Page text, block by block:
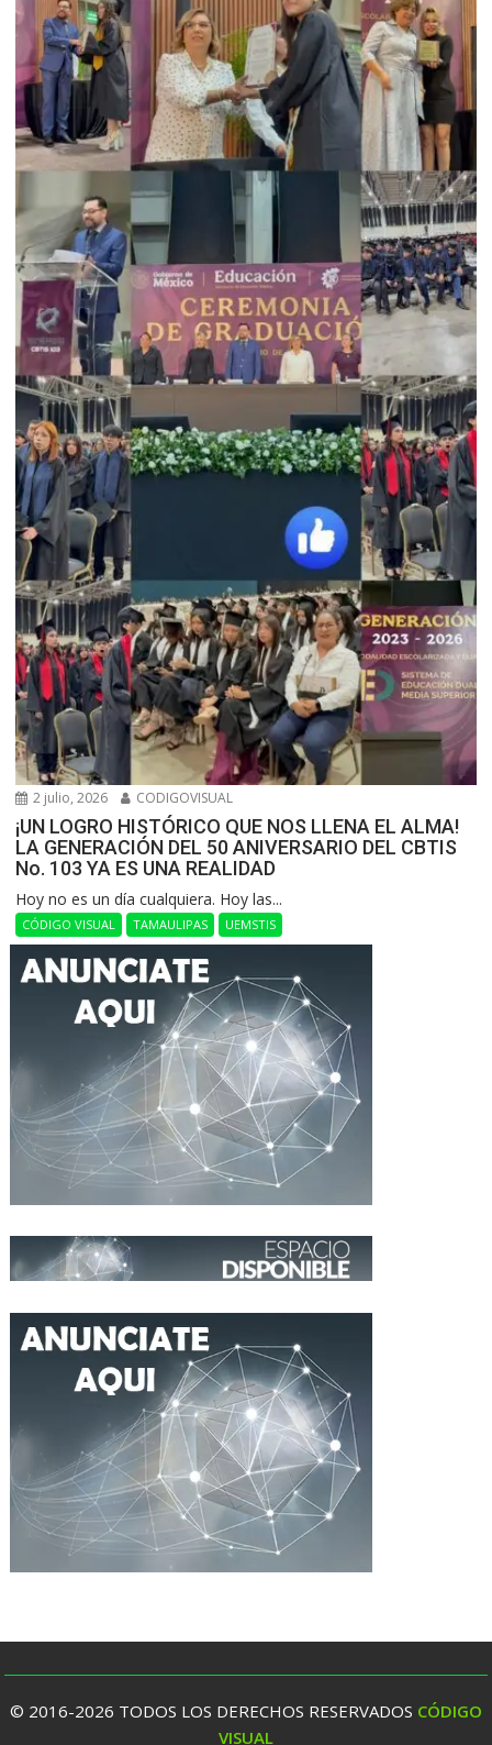
2 julio, 2026 CODIGOVISUAL
¡UN LOGRO HISTÓRICO QUE NOS LLENA EL ALMA!
LA GENERACIÓN DEL 50 ANIVERSARIO DEL CBTIS
No. 103 YA ES UNA REALIDAD
Hoy no es un día cualquiera. Hoy las...
CÓDIGO VISUAL TAMAULIPAS UEMSTIS
© 2016-2026 TODOS LOS DERECHOS RESERVADOS CÓDIGO
VISUAL